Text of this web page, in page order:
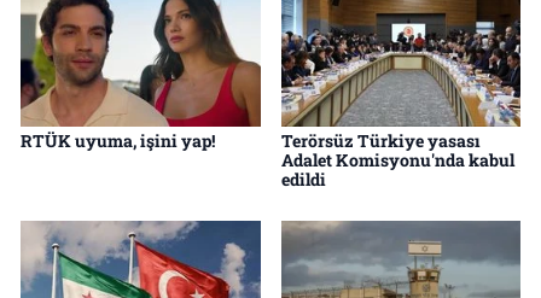
RTÜK uyuma, işini yap!
Terörsüz Türkiye yasası
Adalet Komisyonu'nda kabul
edildi